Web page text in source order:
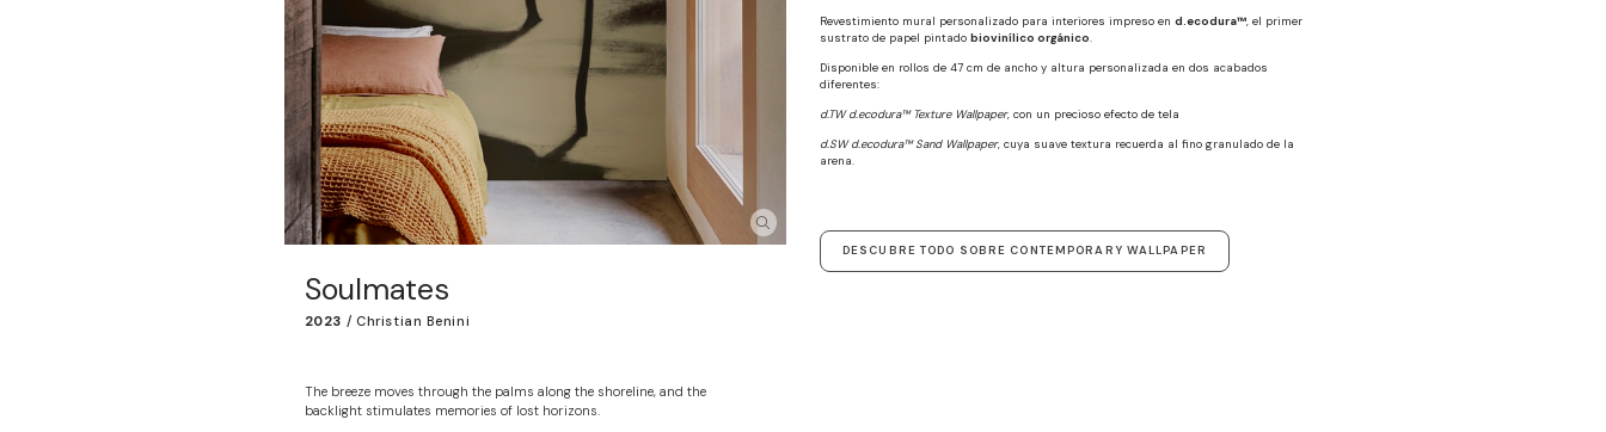
Soulmates
2023 / Christian Benini
The breeze moves through the palms along the shoreline, and the
backlight stimulates memories of lost horizons.
Revestimiento mural personalizado para interiores impreso en d.ecodura™, el primer
sustrato de papel pintado biovinílico orgánico.
Disponible en rollos de 47 cm de ancho y altura personalizada en dos acabados
diferentes:
d.TW d.ecodura™ Texture Wallpaper, con un precioso efecto de tela
d.SW d.ecodura™ Sand Wallpaper, cuya suave textura recuerda al fino granulado de la
arena.
DESCUBRE TODO SOBRE CONTEMPORARY WALLPAPER